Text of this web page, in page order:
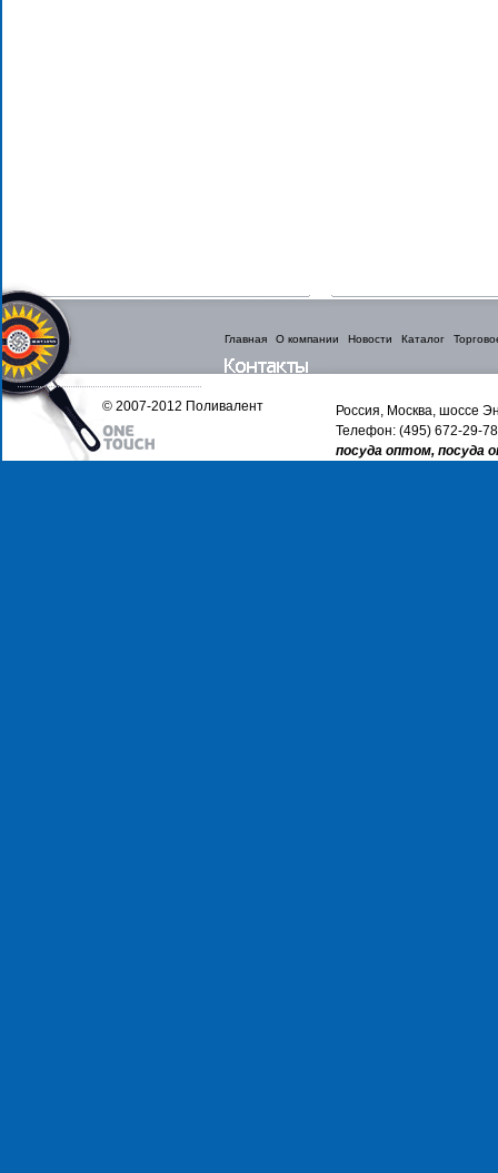
Главная О компании Новости Каталог
Россия, Москва, шоссе
Телефон: (495) 672-29-
посуда оптом, посуда
© 2007-2012 Поливалент